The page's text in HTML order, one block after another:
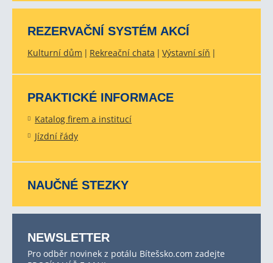
REZERVAČNÍ SYSTÉM AKCÍ
Kulturní dům Rekreační chata Výstavní síň
PRAKTICKÉ INFORMACE
Katalog firem a institucí
Jízdní řády
NAUČNÉ STEZKY
NEWSLETTER
Pro odběr novinek z potálu Bítešsko.com zadejte